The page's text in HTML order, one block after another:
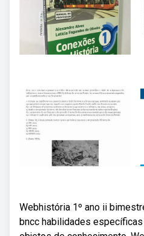
Webhistória 1º ano ii
bncc habilidades